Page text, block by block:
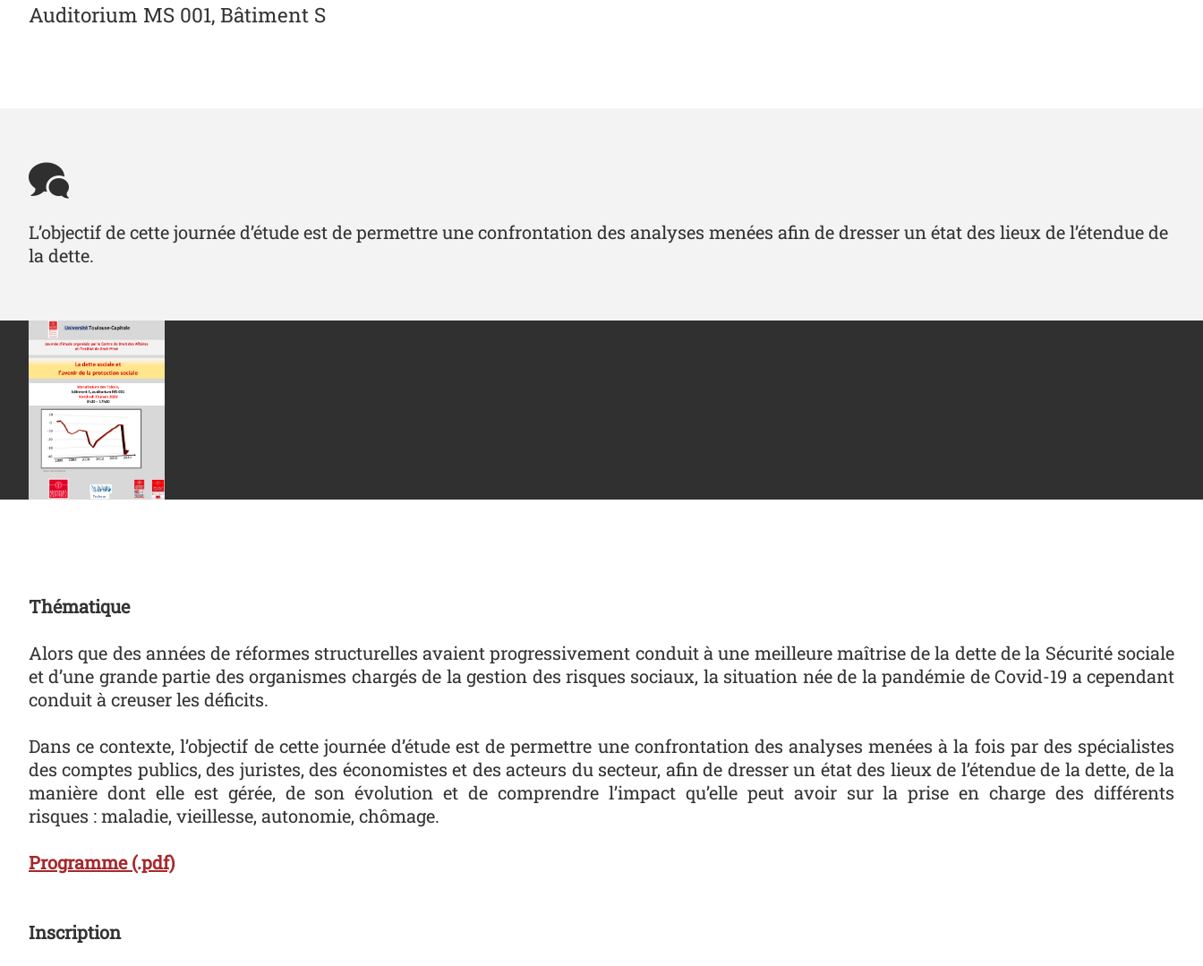
Auditorium MS 001, Bâtiment S
L’objectif de cette journée d’étude est de permettre une confrontation des analyses menées afin de dresser un état des lieux de l’étendue de
la dette.
Thématique
Alors que des années de réformes structurelles avaient progressivement conduit à une meilleure maîtrise de la dette de la Sécurité sociale
et d’une grande partie des organismes chargés de la gestion des risques sociaux, la situation née de la pandémie de Covid-19 a cependant
conduit à creuser les déficits.
Dans ce contexte, l’objectif de cette journée d’étude est de permettre une confrontation des analyses menées à la fois par des spécialistes
des comptes publics, des juristes, des économistes et des acteurs du secteur, afin de dresser un état des lieux de l’étendue de la dette, de la
manière dont elle est gérée, de son évolution et de comprendre l’impact qu’elle peut avoir sur la prise en charge des différents
risques : maladie, vieillesse, autonomie, chômage.
Programme (.pdf)
Inscription